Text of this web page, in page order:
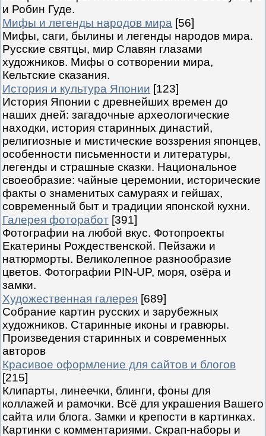
и Робин Гуде.
Мифы и легенды народов мира [56]
Мифы, саги, былины и легенды народов мира.
Русские святцы, мир Славян глазами
художников. Мифы о сотворении мира,
Кельтские сказания.
История и культура Японии [123]
История Японии с древнейших времен до
наших дней: загадочные археологические
находки, история старинных династий,
религиозные и мистические воззрения японцев,
особенности письменности и литературы,
легенды и страшные сказки. Национальное
своеобразие: чайные церемонии, исторические
факты о знаменитых самураях и гейшах,
современный быт и традиции японской кухни.
Галерея фоторабот [391]
Фотографии на любой вкус. Фотопроекты
Екатерины Рождественской. Пейзажи и
натюрморты. Великолепное разнообразие
цветов. Фотографии PIN-UP, моря, озёра и
замки.
Художественная галерея [689]
Собрание картин русских и зарубежных
художников. Старинные иконы и гравюры.
Произведения старинных и современных
авторов
Красивое оформление для сайтов и блогов
[215]
Клипарты, линеечки, блинги, фоны для
коллажей и рамочки. Всё для украшения Вашего
сайта или блога. Замки и крепости в картинках.
Картинки с комментариями. Скрап-наборы и